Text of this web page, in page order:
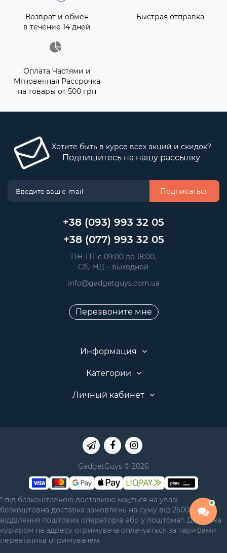
Возврат и обмен
в течение 14 дней
Быстрая отправка
Оплата Частями и
Мгновенная Рассрочка
на товары от 500 грн
Хотите быть в курсе всех акций и скидок?
Подпишитесь на нашу рассылку
Подписаться
+38 (093) 993 32 05
+38 (077) 993 32 05
ПН-ПТ с 09:00 до 18:00,
Сб., НД – выходной
info@gadgetguys.com.ua
Перезвоните мне
Информация
Категории
Личный кабинет
GadgetGuys © 2026
* під безкоштовною доставкою мається на увазі
безкоштовна доставка замовлень на суму від 2500 грн у
відділення поштових операторів або у поштомат. Доставка
курʼєром на адресу отримувача оплачується за тарифами
перевізника отримувачем.